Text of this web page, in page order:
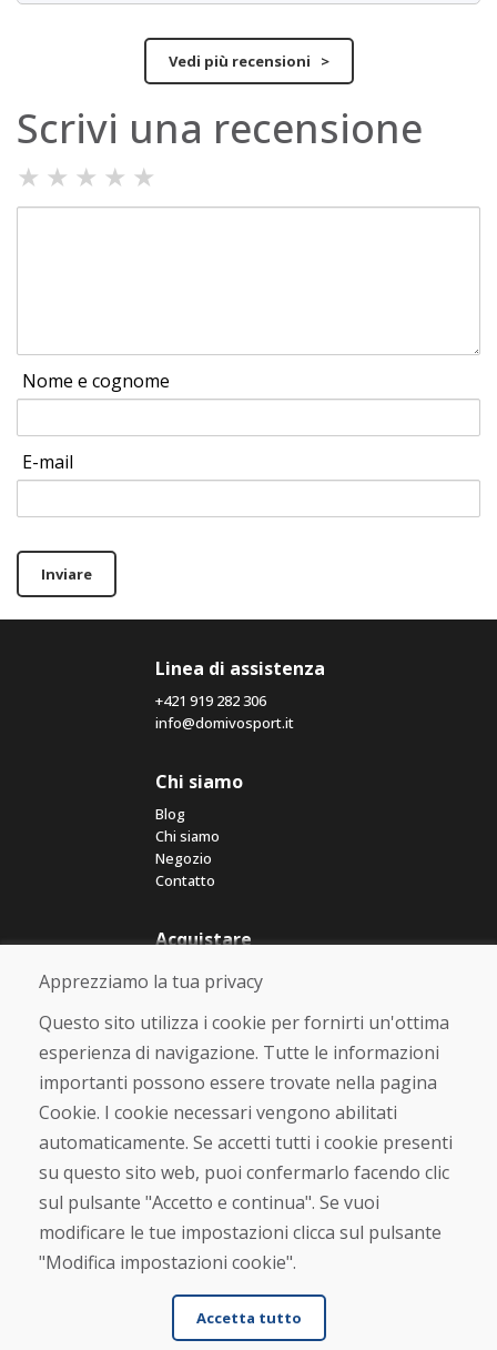
Vedi più recensioni >
Scrivi una recensione
★ ★ ★ ★ ★
Nome e cognome
E-mail
Inviare
Linea di assistenza
+421 919 282 306
info@domivosport.it
Chi siamo
Blog
Chi siamo
Negozio
Contatto
Acquistare
Negozio online
Termini e condizioni commerciali
Spedizione e pagamento
Reso e cambio merce
Protezione dei dati personali
Cookies
Verificato dai clienti
★★★★★
Apprezziamo la tua privacy
Questo sito utilizza i cookie per fornirti un'ottima
esperienza di navigazione. Tutte le informazioni
importanti possono essere trovate nella pagina
Cookie. I cookie necessari vengono abilitati
automaticamente. Se accetti tutti i cookie presenti
su questo sito web, puoi confermarlo facendo clic
sul pulsante "Accetto e continua". Se vuoi
modificare le tue impostazioni clicca sul pulsante
"Modifica impostazioni cookie".
Accetta tutto